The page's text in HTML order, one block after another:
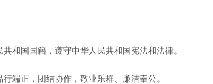
共和国国籍，遵守中华人民共和国宪法和法律。
行端正，团结协作，敬业乐群、廉洁奉公。